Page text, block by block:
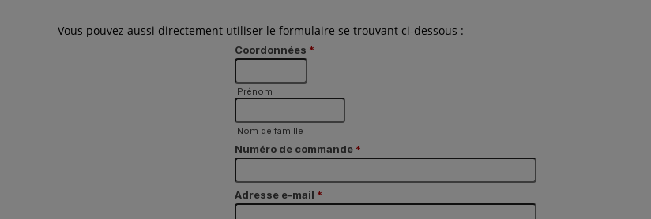
Vous pouvez aussi directement utiliser le formulaire se trouvant ci-dessous :